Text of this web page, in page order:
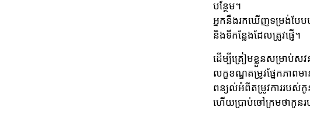
បន្ថែម។
អ្នកនឹងរកឃើញទម្រង់បែប
និងទីកន្លែងដែលត្រូវផ្ញើ។
ដើម្បីត្រៀមខ្លួនសម្រាប់ស
លក្ខខណ្ឌតម្រូវផ្នែកភាព
ពន្យល់អំពីតម្រូវការរបស់កូន
ហើយប្រាប់ចៅក្រមថាកូនរ